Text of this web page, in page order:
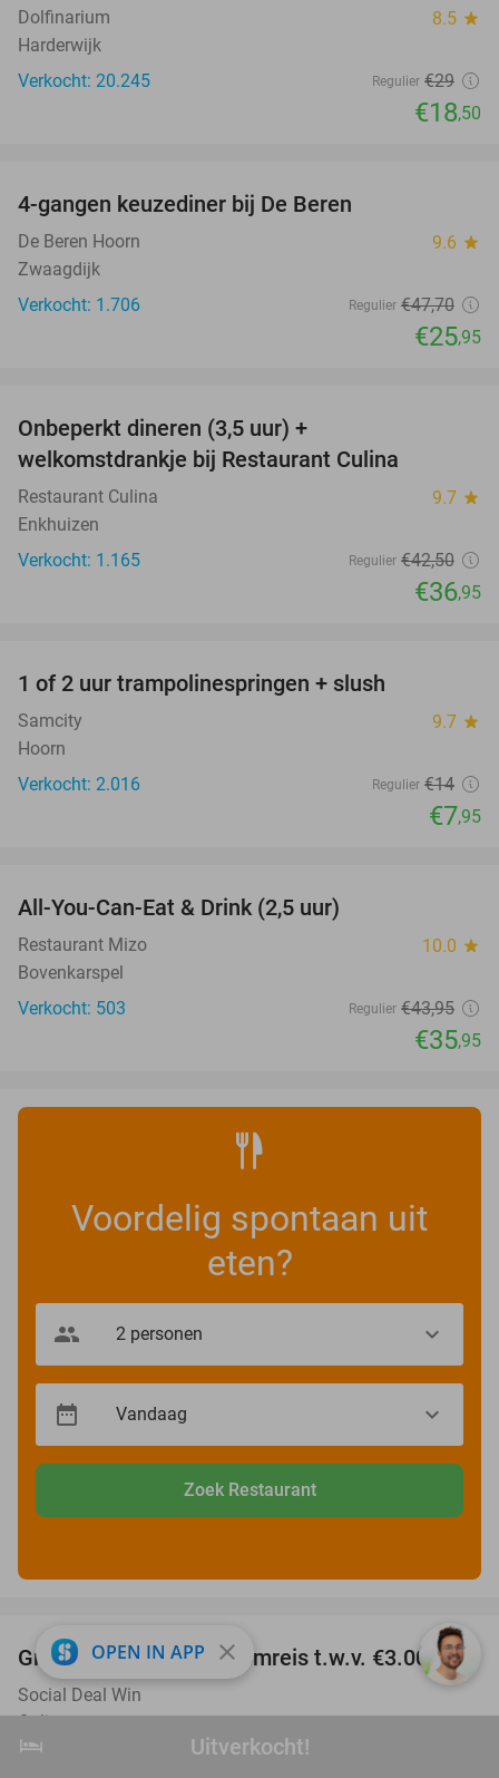
Uitverkocht!
hotel Uitverkocht!
Dolfinarium 8.5 star
Harderwijk
Verkocht: 20.245
Regulier €29
€18,50
4-gangen keuzediner bij De Beren
De Beren Hoorn 9.6 star
Zwaagdijk
Verkocht: 1.706
Regulier €47,70
€25,95
Onbeperkt dineren (3,5 uur) +
welkomstdrankje bij Restaurant Culina
Restaurant Culina 9.7 star
Enkhuizen
Verkocht: 1.165
Regulier €42,50
€36,95
1 of 2 uur trampolinespringen + slush
Samcity 9.7 star
Hoorn
Verkocht: 2.016
Regulier €14
€7,95
All-You-Can-Eat & Drink (2,5 uur)
Restaurant Mizo 10.0 star
Bovenkarspel
Verkocht: 503
Regulier €43,95
€35,95
Voordelig spontaan uit
eten?
Zoek Restaurant
Gratis kans op een droomreis t.w.v. €3.000
Social Deal Win
Online
Verkocht: 182.686
OPEN IN APP close